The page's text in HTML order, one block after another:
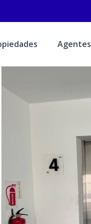
Agentes